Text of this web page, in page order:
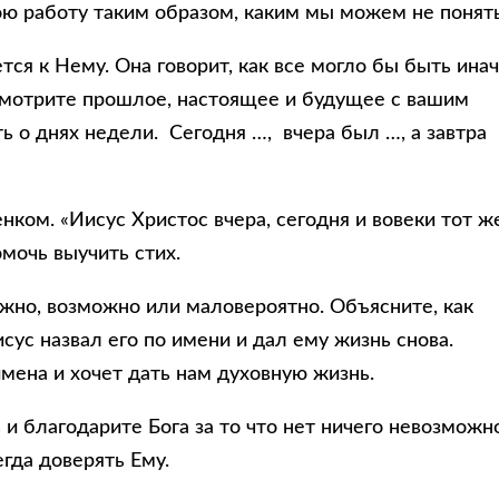
работу таким образом, каким мы можем не
к Нему. Она говорит, как все могло бы быть
прошлое, настоящее и будущее с вашим
о днях недели. Сегодня …, вчера был …, а завтра
«Иисус Христос вчера, сегодня и вовеки тот
выучить стих.
возможно или маловероятно. Объясните, как
назвал его по имени и дал ему жизнь снова.
и хочет дать нам духовную жизнь.
Бога за то что нет ничего
доверять Ему.